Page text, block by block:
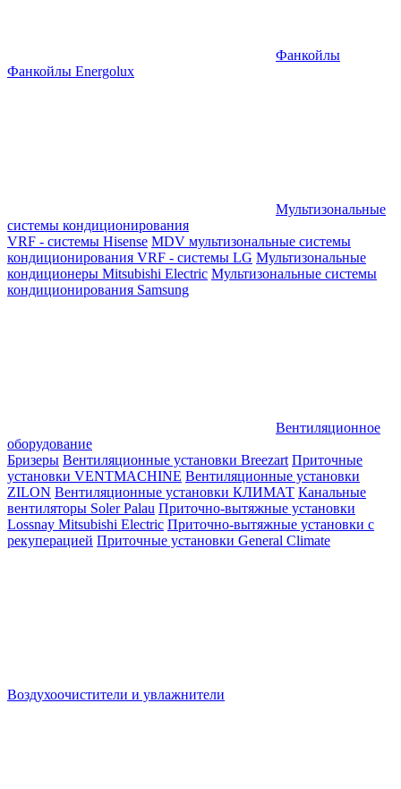
Фанкойлы
Фанкойлы Energolux
Мультизональные
системы кондиционирования
VRF - системы Hisense MDV мультизональные системы
кондиционирования VRF - системы LG Мультизональные
кондиционеры Mitsubishi Electric Мультизональные системы
кондиционирования Samsung
Вентиляционное
оборудование
Бризеры Вентиляционные установки Breezart Приточные
установки VENTMACHINE Вентиляционные установки
ZILON Вентиляционные установки КЛИМАТ Канальные
вентиляторы Soler Palau Приточно-вытяжные установки
Lossnay Mitsubishi Electric Приточно-вытяжные установки с
рекуперацией Приточные установки General Climate
Воздухоочистители и увлажнители